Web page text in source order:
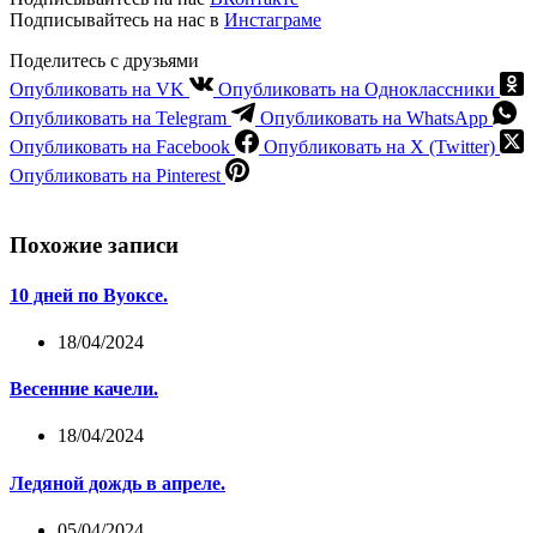
Подписывайтесь на нас в Инстаграме
Поделитесь с друзьями
Опубликовать на VK
Опубликовать на Одноклассники
Опубликовать на Telegram
Опубликовать на WhatsApp
Опубликовать на Facebook
Опубликовать на X (Twitter)
Опубликовать на Pinterest
Похожие записи
10 дней по Вуоксе.
18/04/2024
Весенние качели.
18/04/2024
Ледяной дождь в апреле.